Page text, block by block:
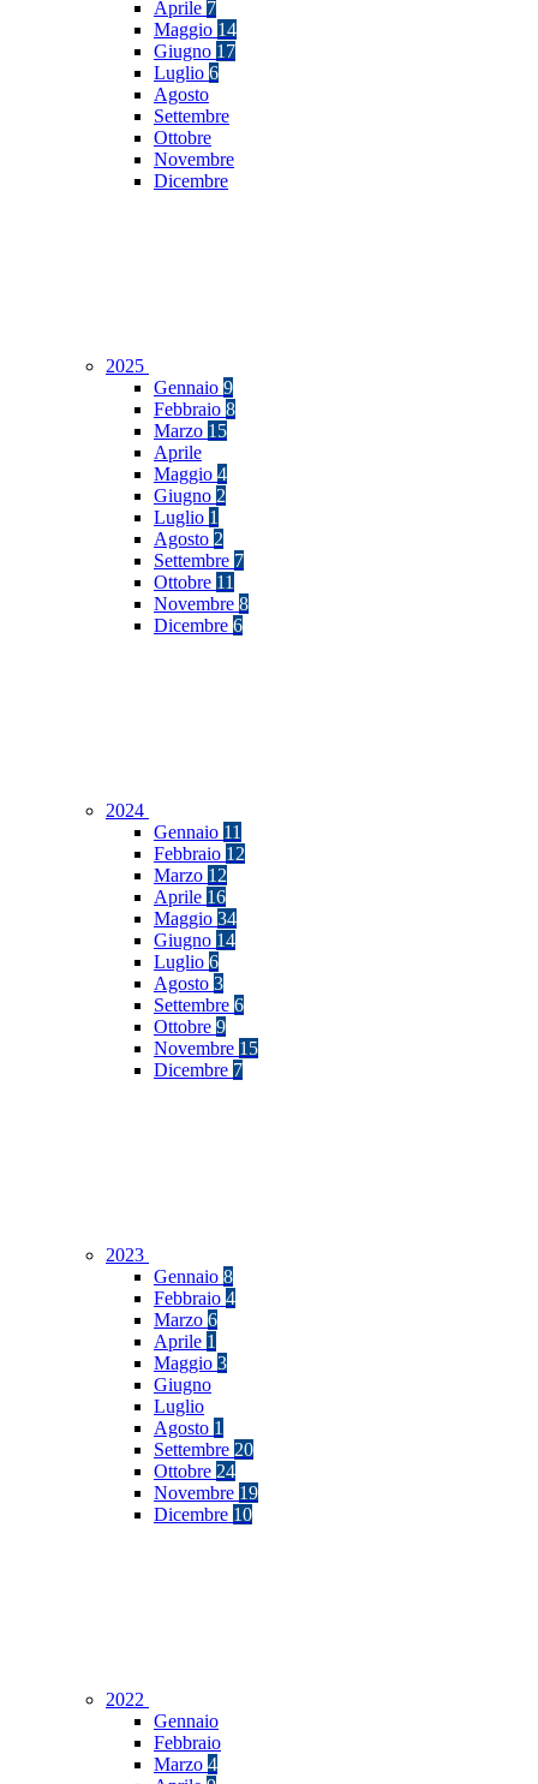
Aprile 7
Maggio 14
Giugno 17
Luglio 6
Agosto
Settembre
Ottobre
Novembre
Dicembre
2025
Gennaio 9
Febbraio 8
Marzo 15
Aprile
Maggio 4
Giugno 2
Luglio 1
Agosto 2
Settembre 7
Ottobre 11
Novembre 8
Dicembre 6
2024
Gennaio 11
Febbraio 12
Marzo 12
Aprile 16
Maggio 34
Giugno 14
Luglio 6
Agosto 3
Settembre 6
Ottobre 9
Novembre 15
Dicembre 7
2023
Gennaio 8
Febbraio 4
Marzo 6
Aprile 1
Maggio 3
Giugno
Luglio
Agosto 1
Settembre 20
Ottobre 24
Novembre 19
Dicembre 10
2022
Gennaio
Febbraio
Marzo 4